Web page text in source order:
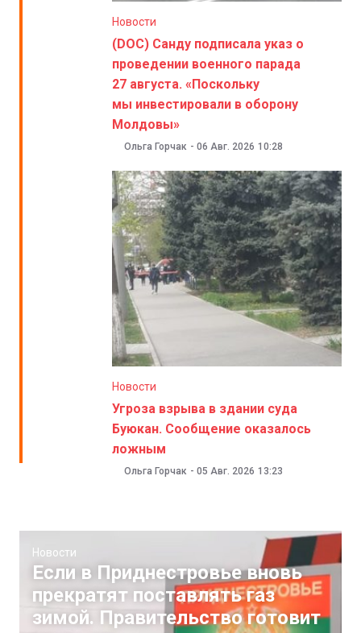
Новости
(DOC) Санду подписала указ о
проведении военного парада
27 августа. «Поскольку
мы инвестировали в оборону
Молдовы»
Ольга Горчак - 06 Авг. 2026 10:28
Новости
Угроза взрыва в здании суда
Буюкан. Сообщение оказалось
ложным
Ольга Горчак - 05 Авг. 2026 13:23
Новости
Если в Приднестровье вновь
прекратят поставлять газ
зимой. Правительство готовит